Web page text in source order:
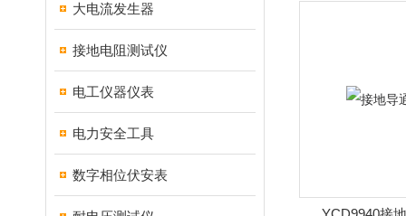
大电流发生器
接地电阻测试仪
电工仪器仪表
电力安全工具
数字相位伏安表